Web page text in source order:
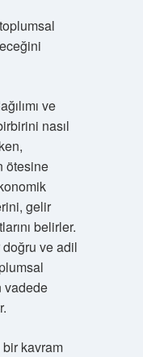
ve
nasıl
ötesine
gelir
belirler.
ve adil
vadede
kavram